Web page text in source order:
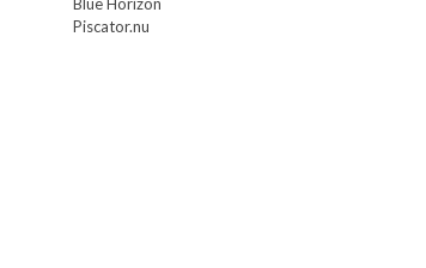
Piscator.nu